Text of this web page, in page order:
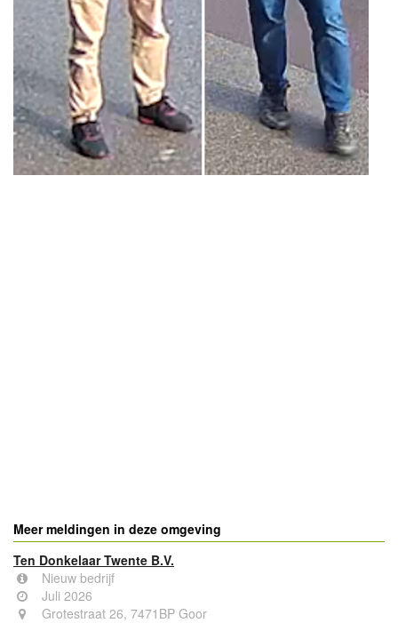
Meer meldingen in deze omgeving
Ten Donkelaar Twente B.V.
Nieuw bedrijf
Juli 2026
Grotestraat 26, 7471BP Goor